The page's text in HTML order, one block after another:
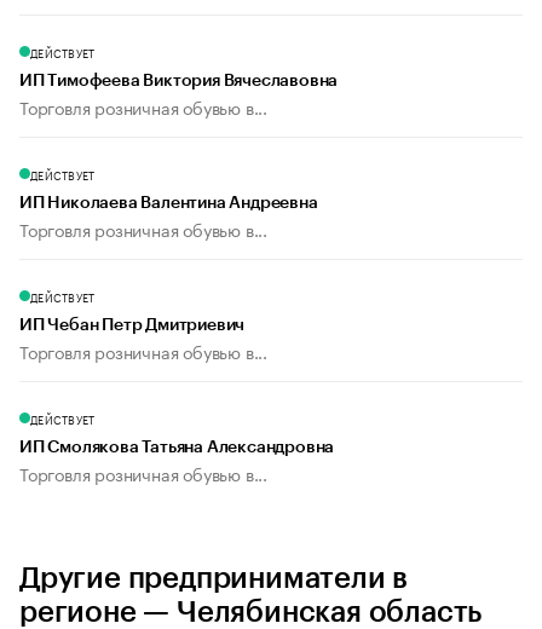
ДЕЙСТВУЕТ
ИП Тимофеева Виктория Вячеславовна
Торговля розничная обувью в...
ДЕЙСТВУЕТ
ИП Николаева Валентина Андреевна
Торговля розничная обувью в...
ДЕЙСТВУЕТ
ИП Чебан Петр Дмитриевич
Торговля розничная обувью в...
ДЕЙСТВУЕТ
ИП Смолякова Татьяна Александровна
Торговля розничная обувью в...
Другие предприниматели в
регионе — Челябинская область